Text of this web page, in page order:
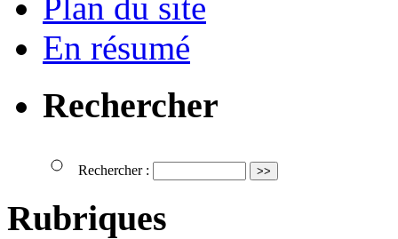
Plan du site
En résumé
Rechercher
Rechercher :
Rubriques